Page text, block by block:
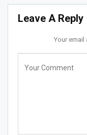
Leave A Reply
Your email